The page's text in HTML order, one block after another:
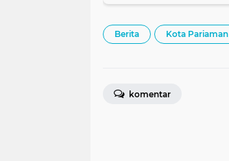
Berita Kota Pariaman
komentar